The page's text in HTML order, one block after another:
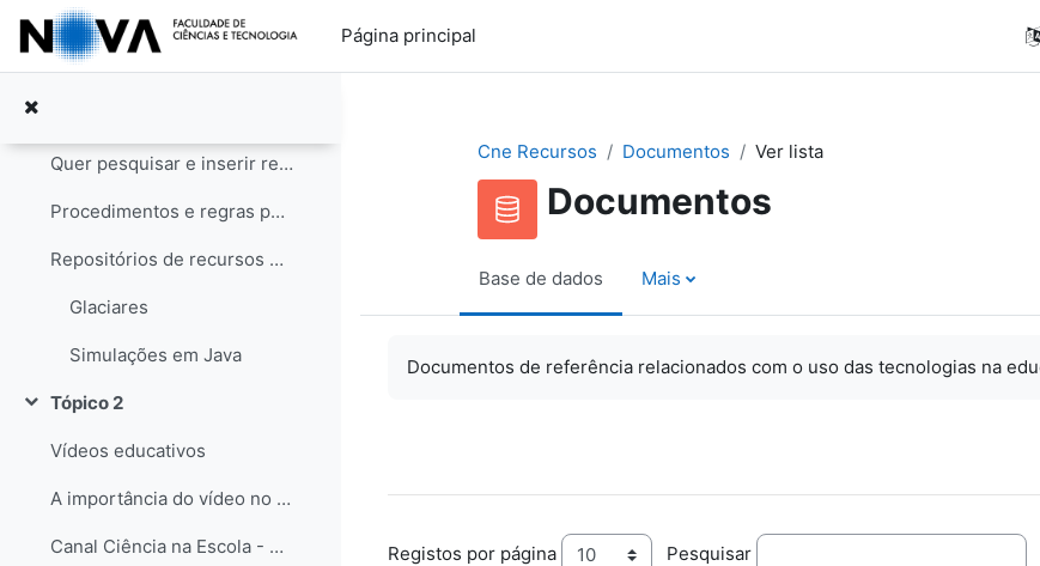
Ir para o conteúdo principal
Página principal
Notícias
Contrair
Tópico 1
Quer pesquisar e inserir recursos? Saiba como!
Procedimentos e regras para os recursos
Repositórios de recursos educativos
Glaciares
Simulações em Java
Contrair
Tópico 2
Vídeos educativos
A importância do vídeo no Ensino das Ciências
Canal Ciência na Escola - YouTube
Cne Recursos Documentos Ver lista
Documentos
Base de dados Mais
Documentos de referência relacionados com o uso das tecnologias na
Registos por página Pesquisar